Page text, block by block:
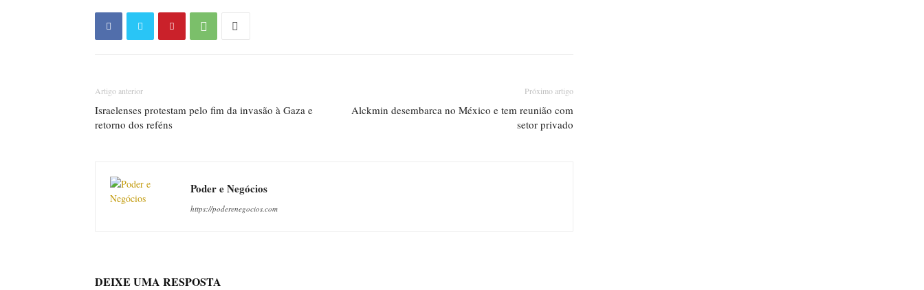
Artigo anterior
Israelenses protestam pelo fim da invasão à Gaza e
retorno dos reféns
Próximo artigo
Alckmin desembarca no México e tem reunião com
setor privado
Poder e Negócios
https://poderenegocios.com
DEIXE UMA RESPOSTA